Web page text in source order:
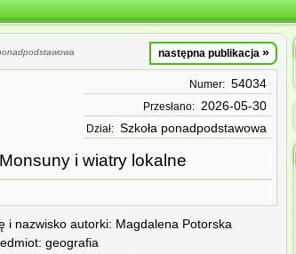
następna publikacja »
Numer: 54034
Przesłano: 2026-05-30
Dział: Szkoła ponadpodstawowa
i wiatry lokalne
i nazwisko autorki: Magdalena Potorska
geografia